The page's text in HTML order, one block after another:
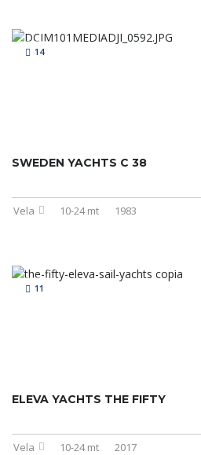
14
SWEDEN YACHTS C 38
Vela 10-24 mt 1983
11
ELEVA YACHTS THE FIFTY
Vela 10-24 mt 2017